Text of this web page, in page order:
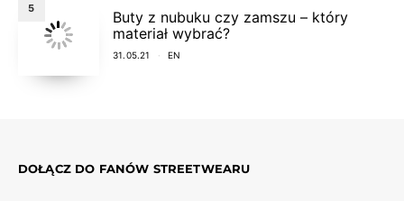
5
Buty z nubuku czy zamszu – który
materiał wybrać?
31.05.21 EN
DOŁĄCZ DO FANÓW STREETWEARU